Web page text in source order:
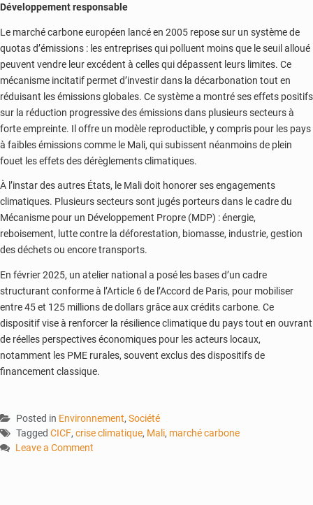
Développement responsable
Le marché carbone européen lancé en 2005 repose sur un système de
quotas d’émissions : les entreprises qui polluent moins que le seuil alloué
peuvent vendre leur excédent à celles qui dépassent leurs limites. Ce
mécanisme incitatif permet d’investir dans la décarbonation tout en
réduisant les émissions globales. Ce système a montré ses effets positifs
sur la réduction progressive des émissions dans plusieurs secteurs à
forte empreinte. Il offre un modèle reproductible, y compris pour les pays
à faibles émissions comme le Mali, qui subissent néanmoins de plein
fouet les effets des dérèglements climatiques.
À l’instar des autres États, le Mali doit honorer ses engagements
climatiques. Plusieurs secteurs sont jugés porteurs dans le cadre du
Mécanisme pour un Développement Propre (MDP) : énergie,
reboisement, lutte contre la déforestation, biomasse, industrie, gestion
des déchets ou encore transports.
En février 2025, un atelier national a posé les bases d’un cadre
structurant conforme à l’Article 6 de l’Accord de Paris, pour mobiliser
entre 45 et 125 millions de dollars grâce aux crédits carbone. Ce
dispositif vise à renforcer la résilience climatique du pays tout en ouvrant
de réelles perspectives économiques pour les acteurs locaux,
notamment les PME rurales, souvent exclus des dispositifs de
financement classique.
Posted in Environnement, Société
Tagged CICF, crise climatique, Mali, marché carbone
Leave a Comment